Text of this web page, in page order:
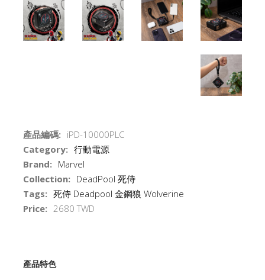
產品編碼: iPD-10000PLC
Category: 行動電源
Brand: Marvel
Collection: DeadPool 死侍
Tags: 死侍 Deadpool 金鋼狼 Wolverine
Price: 2680 TWD
產品特色